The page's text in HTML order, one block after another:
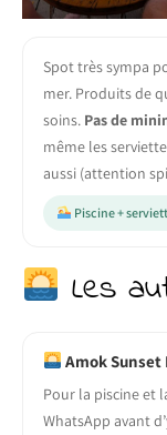
Spot très sympa
mer. Produits de
soins. Pas de
même les
aussi (attention
Piscine +
Les
Amok Sunset
Pour la piscine et
WhatsApp avant